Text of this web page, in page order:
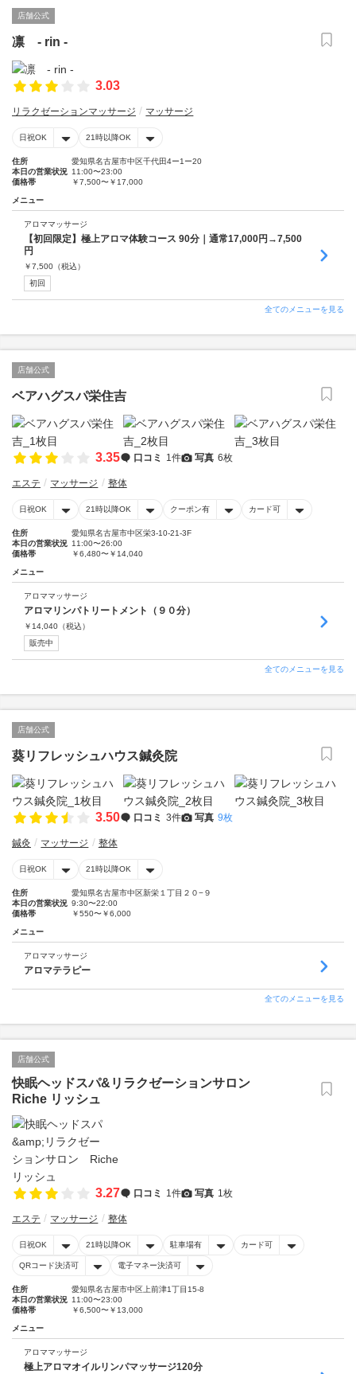
店舗公式
凛 - rin -
3.03
リラクゼーションマッサージ マッサージ
日祝OK 21時以降OK
住所
愛知県名古屋市中区千代田4ー1ー20
本日の営業状況 11:00〜23:00
価格帯
￥7,500〜￥17,000
メニュー
アロママッサージ
【初回限定】極上アロマ体験コース 90分｜通常17,000円→7,500
円
￥7,500 （税込）
初回
全てのメニューを見る
店舗公式
ベアハグスパ栄住吉
3.35 口コミ 1件 写真 6枚
エステ マッサージ 整体
日祝OK 21時以降OK クーポン有 カード可
住所
愛知県名古屋市中区栄3-10-21-3F
本日の営業状況 11:00〜26:00
価格帯
￥6,480〜￥14,040
メニュー
アロママッサージ
アロマリンパトリートメント（９０分）
￥ 14,040 （税込）
販売中
全てのメニューを見る
店舗公式
葵リフレッシュハウス鍼灸院
3.50 口コミ 3件 写真 9枚
鍼灸 マッサージ 整体
日祝OK 21時以降OK
住所
愛知県名古屋市中区新栄１丁目２０−９
本日の営業状況 9:30〜22:00
価格帯
￥550〜￥6,000
メニュー
アロママッサージ
アロマテラピー
全てのメニューを見る
店舗公式
快眠ヘッドスパ&リラクゼーションサロン
Riche リッシュ
3.27 口コミ 1件 写真 1枚
エステ マッサージ 整体
日祝OK 21時以降OK 駐車場有 カード可
QRコード決済可 電子マネー決済可
住所
愛知県名古屋市中区上前津1丁目15-8
本日の営業状況 11:00〜23:00
価格帯
￥6,500〜￥13,000
メニュー
アロママッサージ
極上アロマオイルリンパマッサージ120分